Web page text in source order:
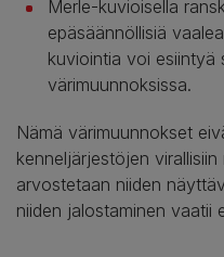
Merle-kuvioisella
epäsäännöllisiä
kuviointia voi esiintyä
värimuunnoksissa.
Nämä värimuunnokset
kenneljärjestöjen
arvostetaan niiden
niiden jalostaminen vaatii